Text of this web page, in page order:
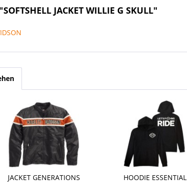
JACKET WILLIE G SKULL"
JACKET GENERATIONS HOODIE ESSENTIAL